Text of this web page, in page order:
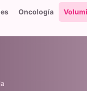
Oncología